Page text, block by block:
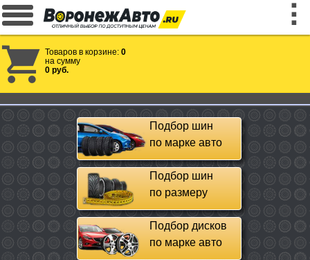
Товаров в корзине: 0
на сумму
0 руб.
Подбор шин
по марке авто
Подбор шин
по размеру
Подбор дисков
по марке авто